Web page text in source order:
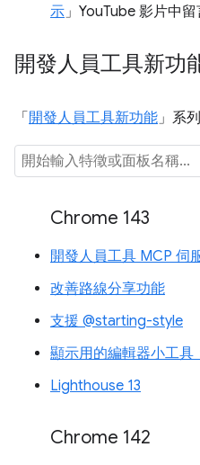
示 」YouTube 影片中留
開發人員工具新功
「開發人員工具新功能 」系
Chrome 143
開發人員工具 MCP 伺
改善路線分享功能
支援 @starting-style
顯示用的編輯器小工具
Lighthouse 13
Chrome 142